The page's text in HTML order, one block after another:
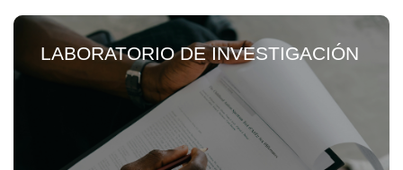
LABORATORIO DE INVESTIGACIÓN